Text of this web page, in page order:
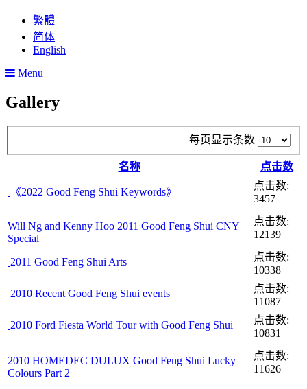
繁體
简体
English
Menu
Gallery
每页显示条数
名称 点击数
《2022 Good Feng Shui Keywords》
点击数:
3457
Will Ng and Kenny Hoo 2011 Good Feng Shui CNY
Special
点击数:
12139
2011 Good Feng Shui Arts
点击数:
10338
2010 Recent Good Feng Shui events
点击数:
11087
2010 Ford Fiesta World Tour with Good Feng Shui
点击数:
10831
2010 HOMEDEC DULUX Good Feng Shui Lucky
Colours Part 2
点击数:
11626